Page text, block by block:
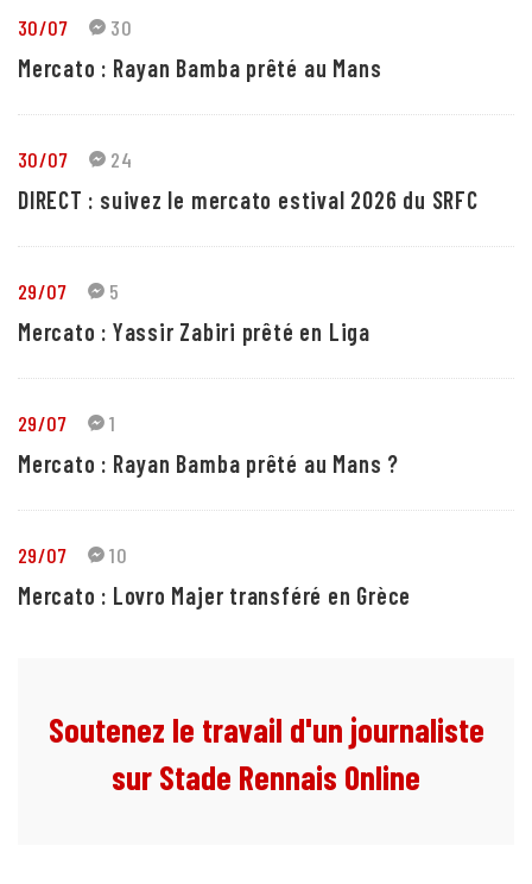
30/07 30
Mercato : Rayan Bamba prêté au Mans
30/07 24
DIRECT : suivez le mercato estival 2026 du SRFC
29/07 5
Mercato : Yassir Zabiri prêté en Liga
29/07 1
Mercato : Rayan Bamba prêté au Mans ?
29/07 10
Mercato : Lovro Majer transféré en Grèce
Soutenez le travail d'un journaliste
sur Stade Rennais Online